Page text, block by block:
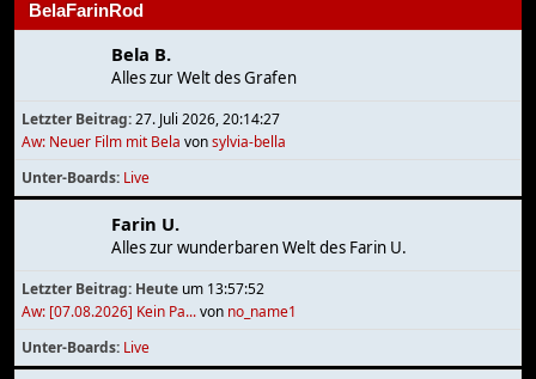
BelaFarinRod
Bela B.
Alles zur Welt des Grafen
Letzter Beitrag:27. Juli 2026, 20:14:27
Aw: Neuer Film mit Bela vonsylvia-bella
Unter-Boards Live
Farin U.
Alles zur wunderbaren Welt des Farin U.
Letzter Beitrag: Heute um 13:57:52
Aw: [07.08.2026] Kein Pa...von no_name1
Unter-Boards Live